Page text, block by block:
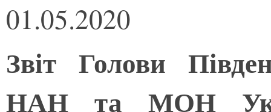
01.05.2020
Звіт Голови
НАН та МОН